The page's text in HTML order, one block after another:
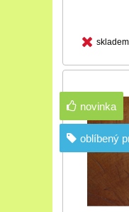
skladem
novinka
oblíbený